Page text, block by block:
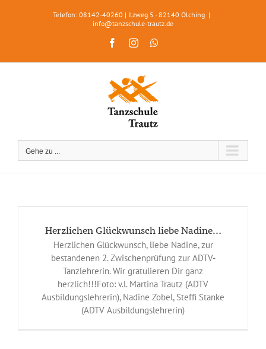
Telefon: 08142-40260 | Ilzweg 5 - 82140 Olching |
info@tanzschule-trautz.de
FacebookInstagram
Gehe zu ...
Herzlichen Glückwunsch liebe Nadine…
Herzlichen Glückwunsch, liebe Nadine, zur
bestandenen 2. Zwischenprüfung zur ADTV-
Tanzlehrerin. Wir gratulieren Dir ganz
herzlich!!!Foto: v.l. Martina Trautz (ADTV
Ausbildungslehrerin), Nadine Zobel, Steffi Stanke
(ADTV Ausbildungslehrerin)